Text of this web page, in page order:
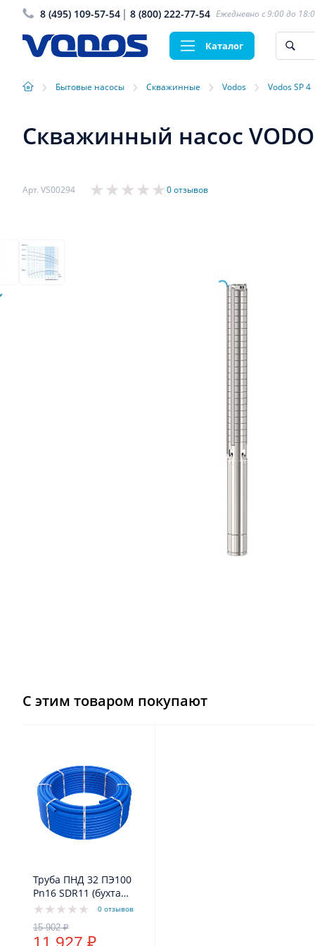
8 (495) 109-57-54 8 (800) 222-77-54 Ежедневно с 9:00 до
Каталог
› Бытовые насосы › Скважинные › Vodos › Vodos SP 4
Скважинный насос
Арт. VS00294 0 отзывов
С этим товаром покупают
Труба ПНД 32 ПЭ100
Pn16 SDR11 (бухта
100м) (синий цвет)
0 отзывов